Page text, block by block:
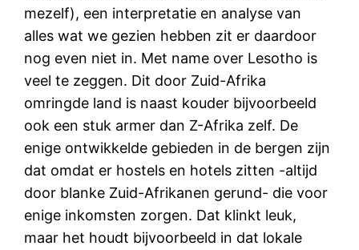
mezelf), een interpretatie en analyse van
alles wat we gezien hebben zit er daardoor
nog even niet in. Met name over Lesotho is
veel te zeggen. Dit door Zuid-Afrika
omringde land is naast kouder bijvoorbeeld
ook een stuk armer dan Z-Afrika zelf. De
enige ontwikkelde gebieden in de bergen zijn
dat omdat er hostels en hotels zitten -altijd
door blanke Zuid-Afrikanen gerund- die voor
enige inkomsten zorgen. Dat klinkt leuk,
maar het houdt bijvoorbeeld in dat lokale